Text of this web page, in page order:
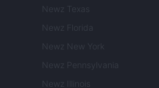
Newz Texas
Newz Florida
Newz New York
Newz Pennsylvania
Newz Illinois